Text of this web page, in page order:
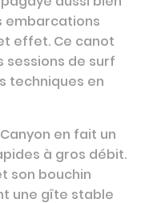
embarcations
effet. Ce canot
sessions de surf
techniques en
en fait un
à gros débit.
son bouchin
une gîte stable